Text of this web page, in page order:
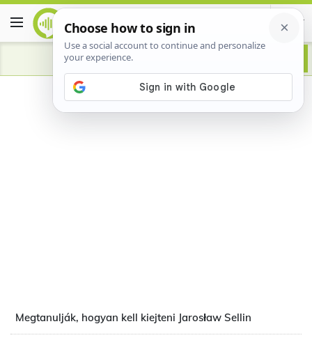
Advertisement
Megtanulják, hogyan kell kiejteni Jarosław Sellin